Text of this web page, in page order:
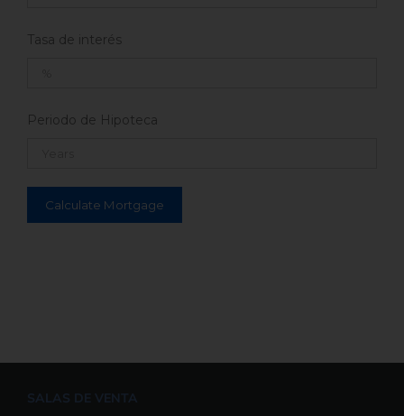
Tasa de interés
Periodo de Hipoteca
SALAS DE VENTA